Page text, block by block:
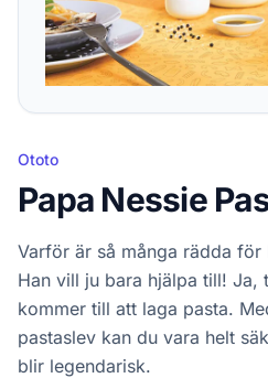
Ototo
Papa Nessie
Varför är så många rädda för
Han vill ju bara hjälpa till! Ja,
kommer till att laga pasta.
pastaslev kan du vara helt
blir legendarisk.